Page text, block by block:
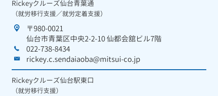
Rickeyクルーズ仙台青葉通
（就労移行支援／就労定着支援）
〒980-0021
仙台市青葉区中央2-2-10 仙都会舘ビル7階
022-738-8434
rickey.c.sendaiaoba@mitsui-co.jp
Rickeyクルーズ仙台駅東口
（就労移行支援）